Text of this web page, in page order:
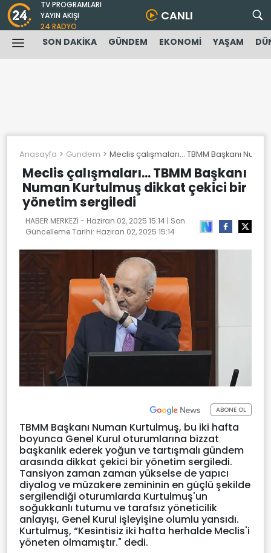
TV PROGRAMLARI
YAYIN AKIŞI
24 RADYO
CANLI
SON DAKİKA GÜNDEM EKONOMİ YAŞAM
Anasayfa Gundem Meclis çalışmaları... TBMM Başkanı
Meclis çalışmaları... TBMM Başkanı
Numan Kurtulmuş dikkat çekici bir
yönetim sergiledi
HABER MERKEZİ - Haziran 02, 2025 15:14 | Son
Güncelleme Tarihi: Haziran 02, 2025 15:14
ABONE OL
TBMM Başkanı Numan Kurtulmuş, bu iki hafta
boyunca Genel Kurul oturumlarına bizzat
başkanlık ederek yoğun ve tartışmalı gündem
arasında dikkat çekici bir yönetim sergiledi.
Tansiyon zaman zaman yükselse de yapıcı
diyalog ve müzakere zemininin en güçlü şekilde
sergilendiği oturumlarda Kurtulmuş'un
soğukkanlı tutumu ve tarafsız yöneticilik
anlayışı, Genel Kurul işleyişine olumlu yansıdı.
Kurtulmuş, “Kesintisiz iki hafta herhalde Meclis'i
yöneten olmamıştır." dedi.